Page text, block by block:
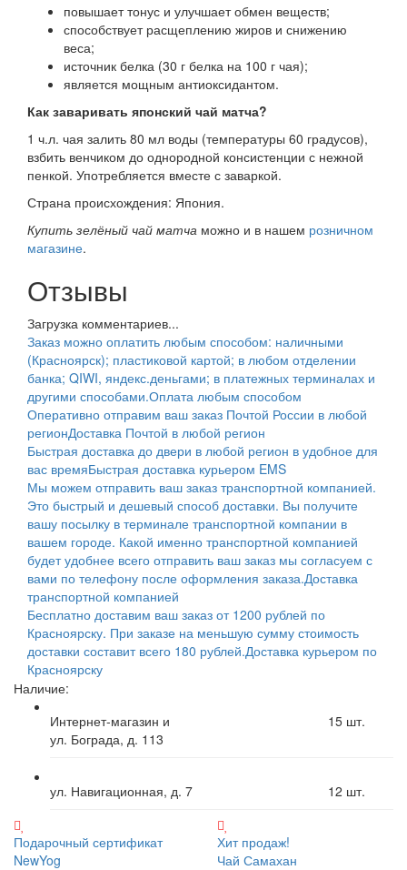
повышает тонус и улучшает обмен веществ;
способствует расщеплению жиров и снижению
веса;
источник белка (30 г белка на 100 г чая);
является мощным антиоксидантом.
Как заваривать японский чай матча?
1 ч.л. чая залить 80 мл воды (температуры 60 градусов),
взбить венчиком до однородной консистенции с нежной
пенкой. Употребляется вместе с заваркой.
Страна происхождения: Япония.
Купить зелёный чай матча можно и в нашем розничном
магазине.
Отзывы
Загрузка комментариев...
Заказ можно оплатить любым способом: наличными
(Красноярск); пластиковой картой; в любом отделении
банка; QIWI, яндекс.деньгами; в платежных терминалах и
другими способами.Оплата любым способом
Оперативно отправим ваш заказ Почтой России в любой
регионДоставка Почтой в любой регион
Быстрая доставка до двери в любой регион в удобное для
вас времяБыстрая доставка курьером EMS
Мы можем отправить ваш заказ транспортной компанией.
Это быстрый и дешевый способ доставки. Вы получите
вашу посылку в терминале транспортной компании в
вашем городе. Какой именно транспортной компанией
будет удобнее всего отправить ваш заказ мы согласуем с
вами по телефону после оформления заказа.Доставка
транспортной компанией
Бесплатно доставим ваш заказ от 1200 рублей по
Красноярску. При заказе на меньшую сумму стоимость
доставки составит всего 180 рублей.Доставка курьером по
Красноярску
Наличие:
Интернет-магазин и
ул. Бограда, д. 113
15 шт.
ул. Навигационная, д. 7 12 шт.
Подарочный сертификат
NewYog
Хит продаж!
Чай Самахан